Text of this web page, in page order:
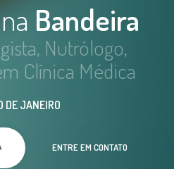
Bandeira
Nutrólogo,
Clínica Médica
DE JANEIRO
ENTRE EM CONTATO